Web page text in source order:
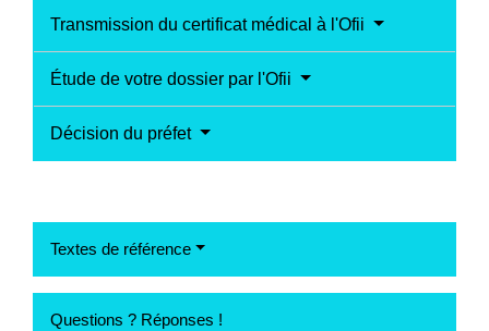
Transmission du certificat médical à l'Ofii
Étude de votre dossier par l'Ofii
Décision du préfet
Textes de référence
Questions ? Réponses !